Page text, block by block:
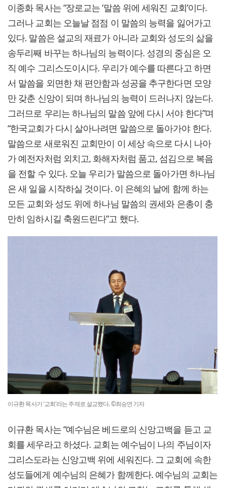
이종화 목사는 “장로교는 ‘말씀 위에 세워진 교회’이다.
그러나 교회는 오늘날 점점 이 말씀의 능력을 잃어가고
있다. 말씀은 설교의 재료가 아니라 교회와 성도의 삶을
송두리째 바꾸는 하나님의 능력이다. 성경의 중심은 오
직 예수 그리스도이시다. 우리가 예수를 따른다고 하면
서 말씀을 외면한 채 편안함과 성공을 추구한다면 모양
만 갖춘 신앙이 되며 하나님의 능력이 드러나지 않는다.
그러므로 우리는 하나님의 말씀 앞에 다시 서야 한다”며
“한국교회가 다시 살아나려면 말씀으로 돌아가야 한다.
말씀으로 새로워진 교회만이 이 세상 속으로 다시 나아
가 예전자처럼 외치고, 화해자처럼 품고, 섬김으로 복음
을 전할 수 있다. 오늘 우리가 말씀으로 돌아가면 하나님
은 새 일을 시작하실 것이다. 이 은혜의 날에 함께 하는
모든 교회와 성도 위에 하나님 말씀의 권세와 은총이 충
만히 임하시길 축원드린다”고 했다.
이규환 목사가 '교회'라는 주제로 설교했다. ©최승연 기자
이규환 목사는 “예수님은 베드로의 신앙고백을 듣고 교
회를 세우라고 하셨다. 교회는 예수님이 나의 주님이자
그리스도라는 신앙고백 위에 세워진다. 그 교회에 속한
성도들에게 예수님의 은혜가 함께한다. 예수님의 교회는